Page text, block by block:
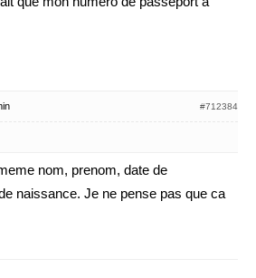
#712384
nom, prenom, date de
naissance. Je ne pense pas que ca